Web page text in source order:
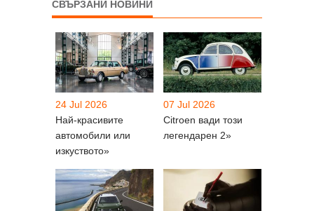
СВЪРЗАНИ НОВИНИ
24 Jul 2026
Най-красивите
автомобили или
изкуството»
07 Jul 2026
Citroen вади този
легендарен 2»